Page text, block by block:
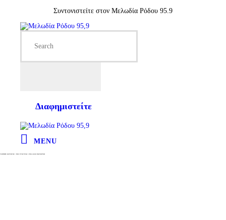
Συντονιστείτε στον Μελωδία Ρόδου 95.9
Διαφημιστείτε
MENU
ΓΙΑΝΝΗΣ ΚΟΤΣΙΡΑΣ / ΝΕΟ ΤΡΑΓΟΥΔΙ / ΕΝΑ ΑΛΛΟ ΠΑΡΑΜΥΘΙ